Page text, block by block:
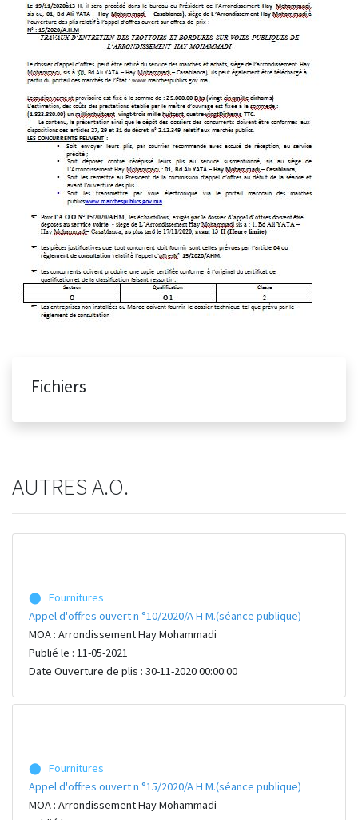
Fichiers
AUTRES A.O.
⬤ Fournitures
Appel d'offres ouvert n °10/2020/A H M.(séance publique)
MOA : Arrondissement Hay Mohammadi
Publié le : 11-05-2021
Date Ouverture de plis : 30-11-2020 00:00:00
⬤ Fournitures
Appel d'offres ouvert n °15/2020/A H M.(séance publique)
MOA : Arrondissement Hay Mohammadi